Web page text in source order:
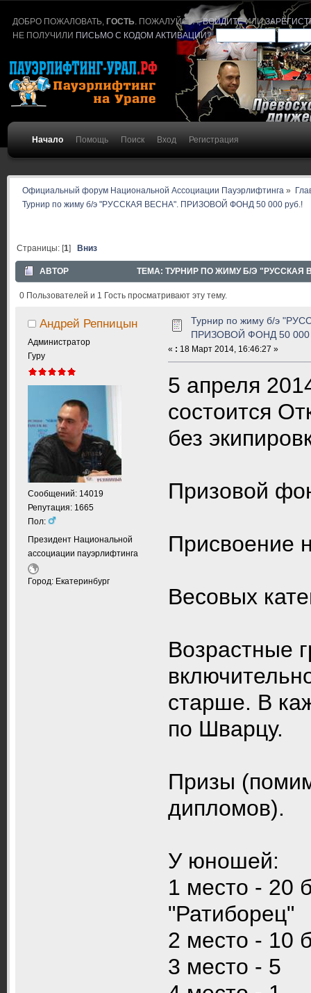
ДОБРО ПОЖАЛОВАТЬ,ГОСТЬ . ПОЖАЛУЙСТА,ВОЙДИТЕИЛИ
НЕ ПОЛУЧИЛИ ПИСЬМО С КОДОМ АКТИВАЦИИ?
Начало Помощь Поиск Вход Регистрация
Официальный форум Национальной Ассоциации Пауэрлифтинга »
Турнир по жиму б/э "РУССКАЯ ВЕСНА". ПРИЗОВОЙ ФОНД 50 000 руб.!
Страницы: [1]Вниз
АВТОР ТЕМА: ТУРНИР ПО ЖИМУ Б/Э "РУССКАЯ
0 Пользователей и 1 Гость просматривают эту тему.
Андрей Репницын
Администратор
Гуру
Сообщений: 14019
Репутация: 1665
Пол:
Президент Национальной
ассоциации пауэрлифтинга
Город: Екатеринбург
Турнир по жиму б/э
ПРИЗОВОЙ ФОНД 50 000
« : 18 Март 2014, 16:46:27 »
5 апреля
состоится
без
Призовой
Присвоение
Весовых
Возрастные
старше. В
по Шварцу.
Призы
дипломов).
У юношей:
1 место - 20
"Ратиборец"
2 место - 10
3 место - 5